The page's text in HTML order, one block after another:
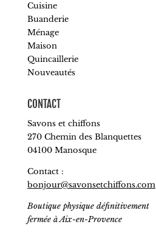
Cuisine
Buanderie
Ménage
Maison
Quincaillerie
Nouveautés
CONTACT
Savons et chiffons
270 Chemin des Blanquettes
04100 Manosque
Contact :
bonjour@savonsetchiffons.com
Boutique physique définitivement
fermée à Aix-en-Provence